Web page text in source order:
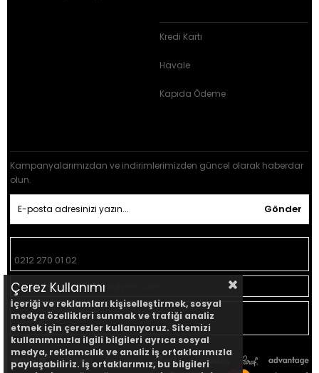
Kredi Kartı
Havale
Kapıda Ödeme
Kampanyalarımızdan ve indirimlerimizden güncel olarak haberdar
olun.
Gönder
0212 270 01 02
Geri Bildirim:info@brzgiyim.com
Mağaza
Adresi:
Yeşilce Mah. Donanma Sok. No:15 Kağıthane -
İstanbul
Çerez Kullanımı
İçeriği ve reklamları kişiselleştirmek, sosyal
medya özellikleri sunmak ve trafiği analiz
etmek için çerezler kullanıyoruz. Sitemizi
kullanımınızla ilgili bilgileri ayrıca sosyal
medya, reklamcılık ve analiz iş ortaklarımızla
paylaşabiliriz. İş ortaklarımız, bu bilgileri